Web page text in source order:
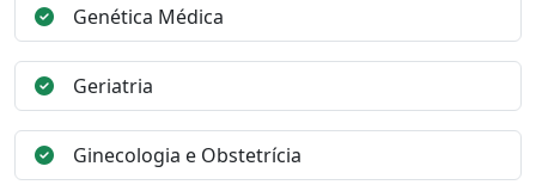
Genética Médica
Geriatria
Ginecologia e Obstetrícia